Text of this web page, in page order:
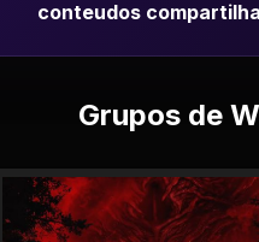
conteudos
Grupos de